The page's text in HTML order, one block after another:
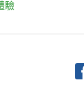
驗